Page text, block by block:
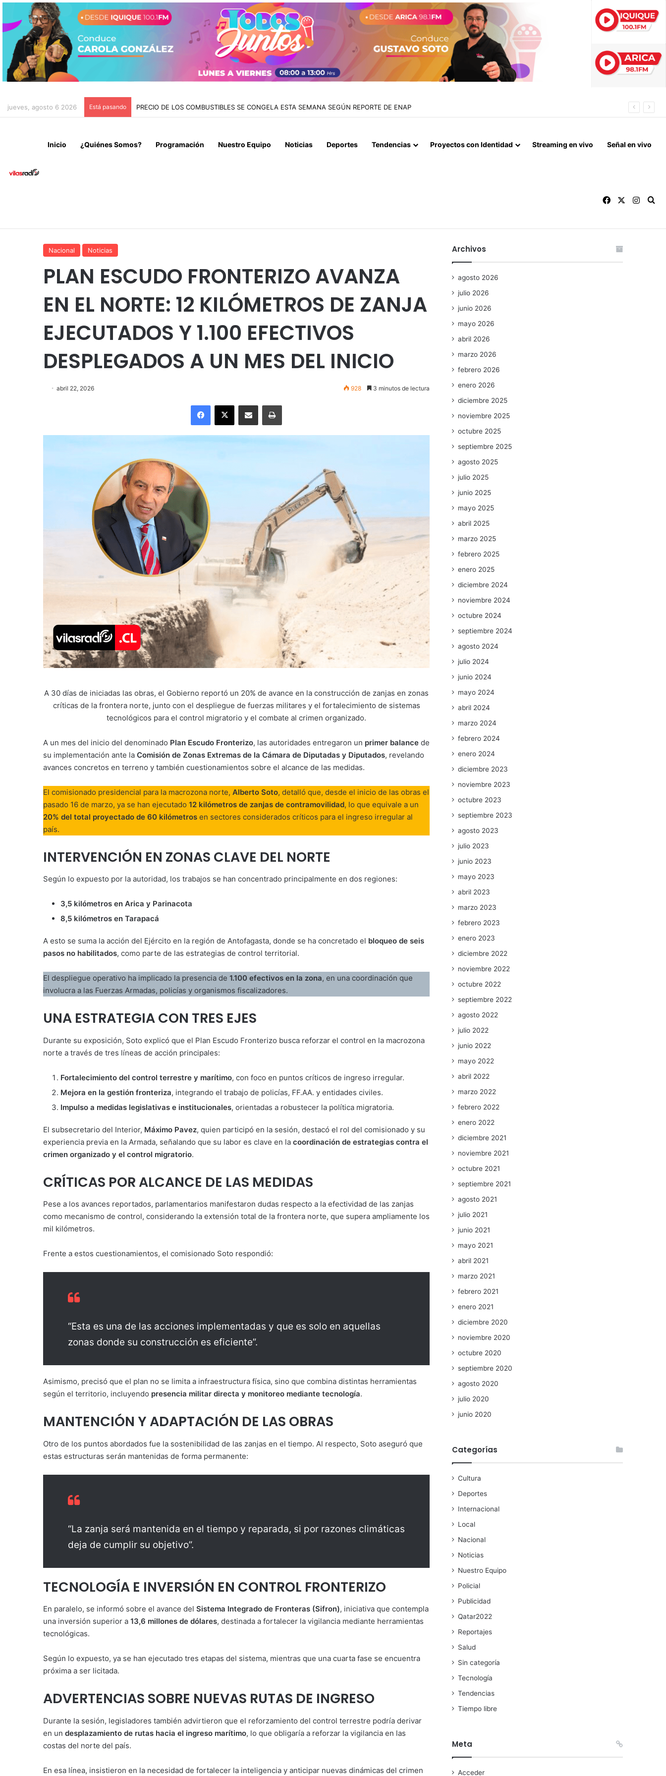
jueves, agosto 6 2026 Está pasando PRECIO DE LOS COMBUSTIBLES SE CONGELA ESTA SEMANA SEGÚN REPORTE DE ENAP
Inicio ¿Quiénes Somos? Programación Nuestro Equipo Noticias Deportes Tendencias Proyectos con Identidad Streaming en vivo Señal en vivo
Facebook
Nacional Noticias
PLAN ESCUDO FRONTERIZO AVANZA
EN EL NORTE: 12 KILÓMETROS DE ZANJA
EJECUTADOS Y 1.100 EFECTIVOS
DESPLEGADOS A UN MES DEL INICIO
abril 22, 2026 928 3 minutos de lectura
Facebook
X Enviar vía email Imprimir
A 30 días de iniciadas las obras, el Gobierno reportó un 20% de avance en la construcción de zanjas en zonas
críticas de la frontera norte, junto con el despliegue de fuerzas militares y el fortalecimiento de sistemas
tecnológicos para el control migratorio y el combate al crimen organizado.
A un mes del inicio del denominado Plan Escudo Fronterizo, las autoridades entregaron un primer balance de
su implementación ante la Comisión de Zonas Extremas de la Cámara de Diputadas y Diputados, revelando
avances concretos en terreno y también cuestionamientos sobre el alcance de las medidas.
El comisionado presidencial para la macrozona norte, Alberto Soto, detalló que, desde el inicio de las obras el
pasado 16 de marzo, ya se han ejecutado 12 kilómetros de zanjas de contramovilidad, lo que equivale a un
20% del total proyectado de 60 kilómetros en sectores considerados críticos para el ingreso irregular al
país.
INTERVENCIÓN EN ZONAS CLAVE DEL NORTE
Según lo expuesto por la autoridad, los trabajos se han concentrado principalmente en dos regiones:
3,5 kilómetros en Arica y Parinacota
8,5 kilómetros en Tarapacá
A esto se suma la acción del Ejército en la región de Antofagasta, donde se ha concretado el bloqueo de seis
pasos no habilitados, como parte de las estrategias de control territorial.
El despliegue operativo ha implicado la presencia de 1.100 efectivos en la zona, en una coordinación que
involucra a las Fuerzas Armadas, policías y organismos fiscalizadores.
UNA ESTRATEGIA CON TRES EJES
Durante su exposición, Soto explicó que el Plan Escudo Fronterizo busca reforzar el control en la macrozona
norte a través de tres líneas de acción principales:
Fortalecimiento del control terrestre y marítimo, con foco en puntos críticos de ingreso irregular.
Mejora en la gestión fronteriza, integrando el trabajo de policías, FF.AA. y entidades civiles.
Impulso a medidas legislativas e institucionales, orientadas a robustecer la política migratoria.
El subsecretario del Interior, Máximo Pavez, quien participó en la sesión, destacó el rol del comisionado y su
experiencia previa en la Armada, señalando que su labor es clave en la coordinación de estrategias contra el
crimen organizado y el control migratorio.
CRÍTICAS POR ALCANCE DE LAS MEDIDAS
Pese a los avances reportados, parlamentarios manifestaron dudas respecto a la efectividad de las zanjas
como mecanismo de control, considerando la extensión total de la frontera norte, que supera ampliamente los
mil kilómetros.
Frente a estos cuestionamientos, el comisionado Soto respondió:
“Esta es una de las acciones implementadas y que es solo en aquellas
zonas donde su construcción es eficiente”.
Asimismo, precisó que el plan no se limita a infraestructura física, sino que combina distintas herramientas
según el territorio, incluyendo presencia militar directa y monitoreo mediante tecnología.
MANTENCIÓN Y ADAPTACIÓN DE LAS OBRAS
Otro de los puntos abordados fue la sostenibilidad de las zanjas en el tiempo. Al respecto, Soto aseguró que
estas estructuras serán mantenidas de forma permanente:
“La zanja será mantenida en el tiempo y reparada, si por razones climáticas
deja de cumplir su objetivo”.
TECNOLOGÍA E INVERSIÓN EN CONTROL FRONTERIZO
En paralelo, se informó sobre el avance del Sistema Integrado de Fronteras (Sifron), iniciativa que contempla
una inversión superior a 13,6 millones de dólares, destinada a fortalecer la vigilancia mediante herramientas
tecnológicas.
Según lo expuesto, ya se han ejecutado tres etapas del sistema, mientras que una cuarta fase se encuentra
próxima a ser licitada.
ADVERTENCIAS SOBRE NUEVAS RUTAS DE INGRESO
Durante la sesión, legisladores también advirtieron que el reforzamiento del control terrestre podría derivar
en un desplazamiento de rutas hacia el ingreso marítimo, lo que obligaría a reforzar la vigilancia en las
costas del norte del país.
En esa línea, insistieron en la necesidad de fortalecer la inteligencia y anticipar nuevas dinámicas del crimen
Archivos
agosto 2026
julio 2026
junio 2026
mayo 2026
abril 2026
marzo 2026
febrero 2026
enero 2026
diciembre 2025
noviembre 2025
octubre 2025
septiembre 2025
agosto 2025
julio 2025
junio 2025
mayo 2025
abril 2025
marzo 2025
febrero 2025
enero 2025
diciembre 2024
noviembre 2024
octubre 2024
septiembre 2024
agosto 2024
julio 2024
junio 2024
mayo 2024
abril 2024
marzo 2024
febrero 2024
enero 2024
diciembre 2023
noviembre 2023
octubre 2023
septiembre 2023
agosto 2023
julio 2023
junio 2023
mayo 2023
abril 2023
marzo 2023
febrero 2023
enero 2023
diciembre 2022
noviembre 2022
octubre 2022
septiembre 2022
agosto 2022
julio 2022
junio 2022
mayo 2022
abril 2022
marzo 2022
febrero 2022
enero 2022
diciembre 2021
noviembre 2021
octubre 2021
septiembre 2021
agosto 2021
julio 2021
junio 2021
mayo 2021
abril 2021
marzo 2021
febrero 2021
enero 2021
diciembre 2020
noviembre 2020
octubre 2020
septiembre 2020
agosto 2020
julio 2020
junio 2020
Categorías
Cultura
Deportes
Internacional
Local
Nacional
Noticias
Nuestro Equipo
Policial
Publicidad
Qatar2022
Reportajes
Salud
Sin categoría
Tecnología
Tendencias
Tiempo libre
Meta
Acceder